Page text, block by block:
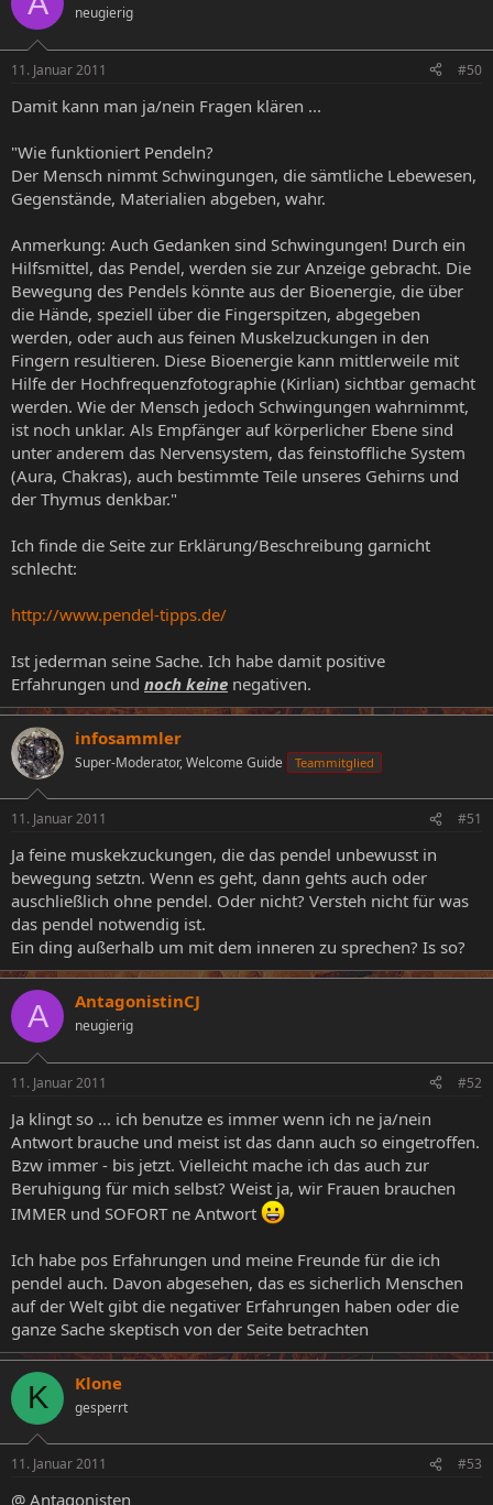
neugierig
11. Januar 2011 #50
Damit kann man ja/nein Fragen klären ...
"Wie funktioniert Pendeln?
Der Mensch nimmt Schwingungen, die sämtliche Lebewesen,
Gegenstände, Materialien abgeben, wahr.
Anmerkung: Auch Gedanken sind Schwingungen! Durch ein
Hilfsmittel, das Pendel, werden sie zur Anzeige gebracht. Die
Bewegung des Pendels könnte aus der Bioenergie, die über
die Hände, speziell über die Fingerspitzen, abgegeben
werden, oder auch aus feinen Muskelzuckungen in den
Fingern resultieren. Diese Bioenergie kann mittlerweile mit
Hilfe der Hochfrequenzfotographie (Kirlian) sichtbar gemacht
werden. Wie der Mensch jedoch Schwingungen wahrnimmt,
ist noch unklar. Als Empfänger auf körperlicher Ebene sind
unter anderem das Nervensystem, das feinstoffliche System
(Aura, Chakras), auch bestimmte Teile unseres Gehirns und
der Thymus denkbar."
Ich finde die Seite zur Erklärung/Beschreibung garnicht
schlecht:
http://www.pendel-tipps.de/
Ist jederman seine Sache. Ich habe damit positive
Erfahrungen und noch keine negativen.
infosammler
Super-Moderator, Welcome Guide Teammitglied
11. Januar 2011 #51
Ja feine muskekzuckungen, die das pendel unbewusst in
bewegung setztn. Wenn es geht, dann gehts auch oder
auschließlich ohne pendel. Oder nicht? Versteh nicht für was
das pendel notwendig ist.
Ein ding außerhalb um mit dem inneren zu sprechen? Is so?
A AntagonistinCJ
neugierig
11. Januar 2011 #52
Ja klingt so ... ich benutze es immer wenn ich ne ja/nein
Antwort brauche und meist ist das dann auch so eingetroffen.
Bzw immer - bis jetzt. Vielleicht mache ich das auch zur
Beruhigung für mich selbst? Weist ja, wir Frauen brauchen
IMMER und SOFORT ne Antwort
Ich habe pos Erfahrungen und meine Freunde für die ich
pendel auch. Davon abgesehen, das es sicherlich Menschen
auf der Welt gibt die negativer Erfahrungen haben oder die
ganze Sache skeptisch von der Seite betrachten
K Klone
gesperrt
11. Januar 2011 #53
@ Antagonisten